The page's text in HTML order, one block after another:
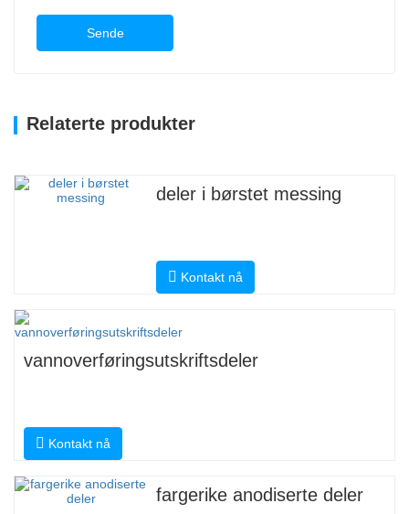
Sende
Relaterte produkter
deler i børstet messing
Kontakt nå
vannoverføringsutskriftsdeler
Kontakt nå
fargerike anodiserte deler